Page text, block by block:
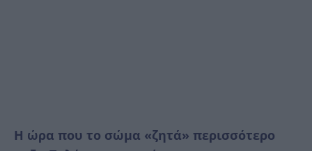
Η ώρα που το σώμα «ζητά» περισσότερο